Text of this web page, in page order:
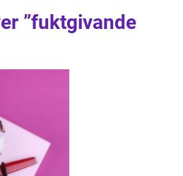
”fuktgivande